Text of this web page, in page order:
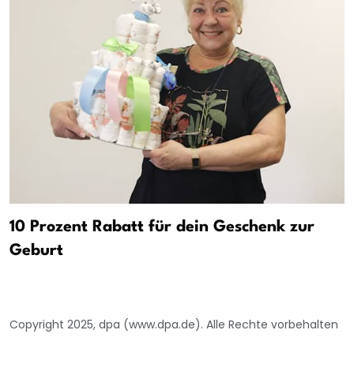
10 Prozent Rabatt für dein Geschenk zur
Geburt
Copyright 2025, dpa (www.dpa.de). Alle Rechte vorbehalten